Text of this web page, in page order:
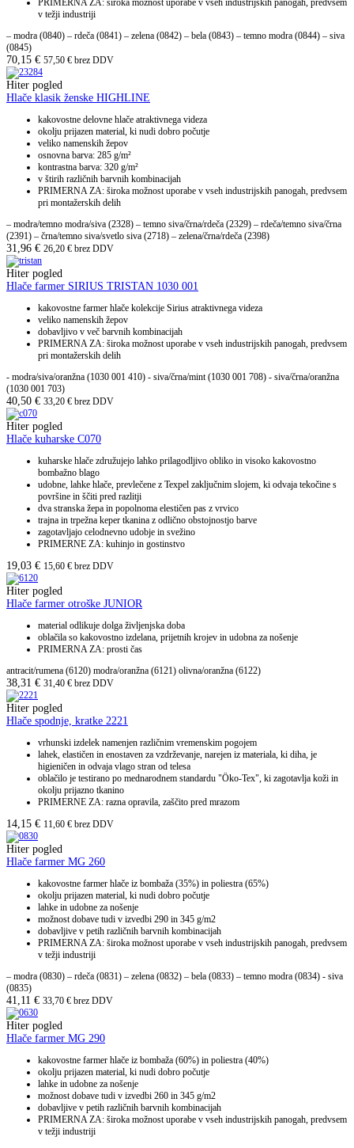
PRIMERNA ZA: široka možnost uporabe v vseh industrijskih panogah, predvsem
v težji industriji
– modra (0840) – rdeča (0841) – zelena (0842) – bela (0843) – temno modra (0844) – siva
(0845)
70,15 € 57,50 € brez DDV
Hiter pogled
Hlače klasik ženske HIGHLINE
kakovostne delovne hlače atraktivnega videza
okolju prijazen material, ki nudi dobro počutje
veliko namenskih žepov
osnovna barva: 285 g/m²
kontrastna barva: 320 g/m²
v štirih različnih barvnih kombinacijah
PRIMERNA ZA: široka možnost uporabe v vseh industrijskih panogah, predvsem
pri montažerskih delih
– modra/temno modra/siva (2328) – temno siva/črna/rdeča (2329) – rdeča/temno siva/črna
(2391) – črna/temno siva/svetlo siva (2718) – zelena/črna/rdeča (2398)
31,96 € 26,20 € brez DDV
Hiter pogled
Hlače farmer SIRIUS TRISTAN 1030 001
kakovostne farmer hlače kolekcije Sirius atraktivnega videza
veliko namenskih žepov
dobavljivo v več barvnih kombinacijah
PRIMERNA ZA: široka možnost uporabe v vseh industrijskih panogah, predvsem
pri montažerskih delih
- modra/siva/oranžna (1030 001 410) - siva/črna/mint (1030 001 708) - siva/črna/oranžna
(1030 001 703)
40,50 € 33,20 € brez DDV
Hiter pogled
Hlače kuharske C070
kuharske hlače združujejo lahko prilagodljivo obliko in visoko kakovostno
bombažno blago
udobne, lahke hlače, prevlečene z Texpel zaključnim slojem, ki odvaja tekočine s
površine in ščiti pred razlitji
dva stranska žepa in popolnoma elestičen pas z vrvico
trajna in trpežna keper tkanina z odlično obstojnostjo barve
zagotavljajo celodnevno udobje in svežino
PRIMERNE ZA: kuhinjo in gostinstvo
19,03 € 15,60 € brez DDV
Hiter pogled
Hlače farmer otroške JUNIOR
material odlikuje dolga življenjska doba
oblačila so kakovostno izdelana, prijetnih krojev in udobna za nošenje
PRIMERNA ZA: prosti čas
antracit/rumena (6120) modra/oranžna (6121) olivna/oranžna (6122)
38,31 € 31,40 € brez DDV
Hiter pogled
Hlače spodnje, kratke 2221
vrhunski izdelek namenjen različnim vremenskim pogojem
lahek, elastičen in enostaven za vzdrževanje, narejen iz materiala, ki diha, je
higieničen in odvaja vlago stran od telesa
oblačilo je testirano po mednarodnem standardu "Öko-Tex", ki zagotavlja koži in
okolju prijazno tkanino
PRIMERNE ZA: razna opravila, zaščito pred mrazom
14,15 € 11,60 € brez DDV
Hiter pogled
Hlače farmer MG 260
kakovostne farmer hlače iz bombaža (35%) in poliestra (65%)
okolju prijazen material, ki nudi dobro počutje
lahke in udobne za nošenje
možnost dobave tudi v izvedbi 290 in 345 g/m2
dobavljive v petih različnih barvnih kombinacijah
PRIMERNA ZA: široka možnost uporabe v vseh industrijskih panogah, predvsem
v težji industriji
– modra (0830) – rdeča (0831) – zelena (0832) – bela (0833) – temno modra (0834) - siva
(0835)
41,11 € 33,70 € brez DDV
Hiter pogled
Hlače farmer MG 290
kakovostne farmer hlače iz bombaža (60%) in poliestra (40%)
okolju prijazen material, ki nudi dobro počutje
lahke in udobne za nošenje
možnost dobave tudi v izvedbi 260 in 345 g/m2
dobavljive v petih različnih barvnih kombinacijah
PRIMERNA ZA: široka možnost uporabe v vseh industrijskih panogah, predvsem
v težji industriji